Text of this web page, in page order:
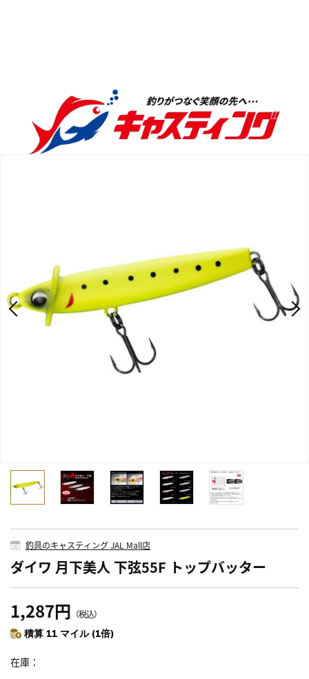
釣具のキャスティング JAL Mall店
ダイワ 月下美人 下弦55F トップバッター
1,287円 （税込）
積算 11 マイル (1倍)
在庫